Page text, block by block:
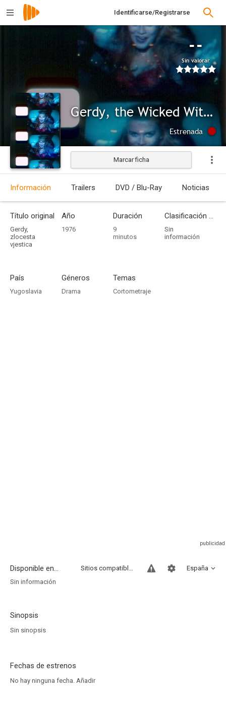
Identificarse/Registrarse
--
Sin valorar
Gerdy, the Wicked Witch
Estrenada
Marcar ficha
Información Trailers DVD / Blu-Ray Noticias
Título original
Gerdy,
zlocesta
vjestica
Año
1976
Duración
9
minutos
Clasificación por edades
Sin
información
País
Yugoslavia
Géneros
Drama
Temas
Cortometraje
Disponible en... España
Sitios compatibles
Sin información
Sinopsis
Sin sinopsis
Fechas de estrenos
No hay ninguna fecha. Añadir